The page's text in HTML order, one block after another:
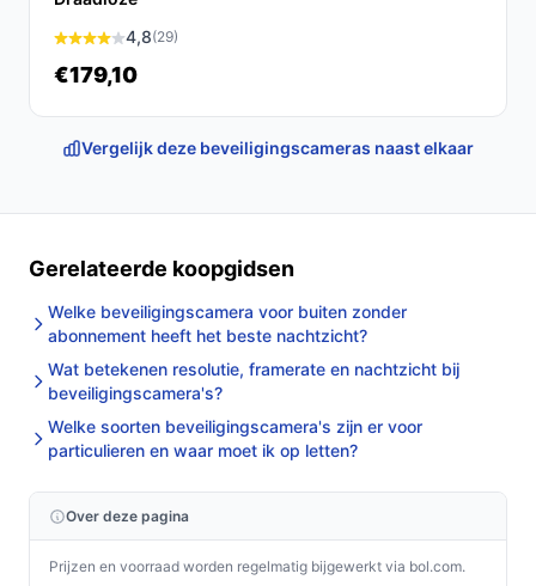
4,8(29)
€179,10
Vergelijk deze beveiligingscameras naast elkaar
Gerelateerde koopgidsen
Welke beveiligingscamera voor buiten zonder
abonnement heeft het beste nachtzicht?
Wat betekenen resolutie, framerate en nachtzicht bij
beveiligingscamera's?
Welke soorten beveiligingscamera's zijn er voor
particulieren en waar moet ik op letten?
Over deze pagina
Prijzen en voorraad worden regelmatig bijgewerkt via bol.com.